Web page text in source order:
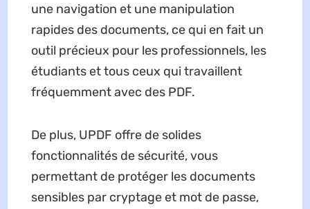
une navigation et une manipulation
rapides des documents, ce qui en fait un
outil précieux pour les professionnels, les
étudiants et tous ceux qui travaillent
fréquemment avec des PDF.
De plus, UPDF offre de solides
fonctionnalités de sécurité, vous
permettant de protéger les documents
sensibles par cryptage et mot de passe,